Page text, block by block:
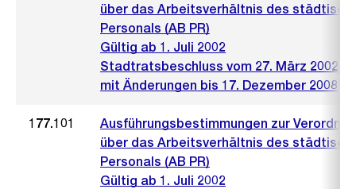
über das Arbeitsverhältnis des
Personals (AB PR)
Gültig ab 1. Juli 2002
Stadtratsbeschluss vom 27. März 2002
mit Änderungen bis 17. Dezember 2008
177.101
Ausführungsbestimmungen zur
über das Arbeitsverhältnis des
Personals (AB PR)
Gültig ab 1. Juli 2002